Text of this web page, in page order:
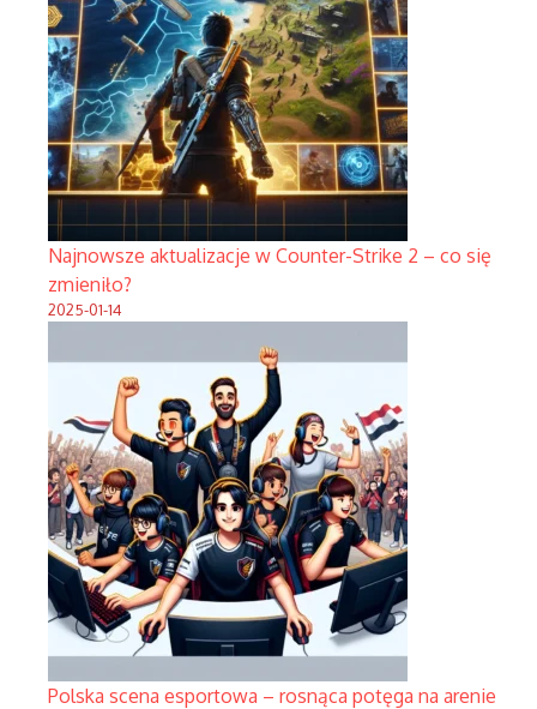
Najnowsze aktualizacje w Counter-Strike 2 – co się
zmieniło?
2025-01-14
Polska scena esportowa – rosnąca potęga na arenie